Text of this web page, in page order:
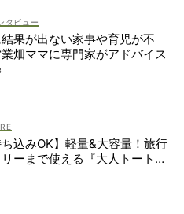
タビュー
結果が出ない家事や育児が不
畑ママに専門家がアドバイス
ち込みOK】軽量&大容量！旅行
ーまで使える『大人トートバ